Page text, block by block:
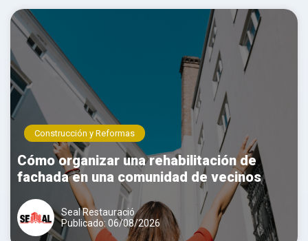
Construcción y Reformas
Cómo organizar una rehabilitación de
fachada en una comunidad de vecinos
Seal Restauració
Publicado: 06/08/2026